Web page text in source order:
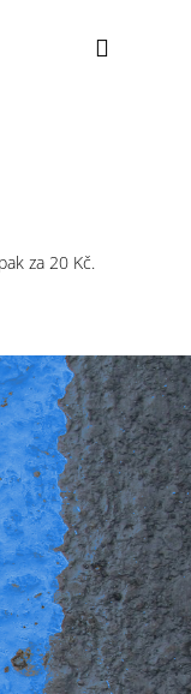
Údržba
Hledat
za 20 Kč.